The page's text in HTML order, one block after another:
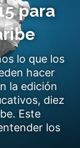
para
lo que los
hacer
la edición
diez
Este
los